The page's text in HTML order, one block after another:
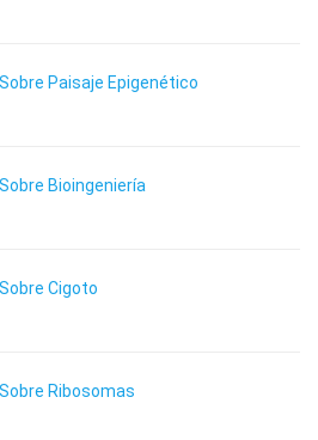
Paisaje Epigenético
Bioingeniería
Cigoto
Ribosomas